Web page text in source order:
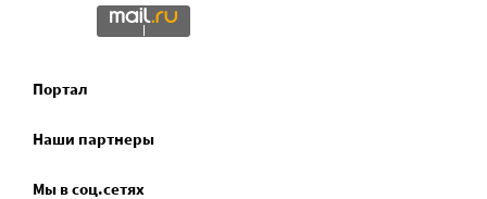
Портал
Наши партнеры
Мы в соц.сетях